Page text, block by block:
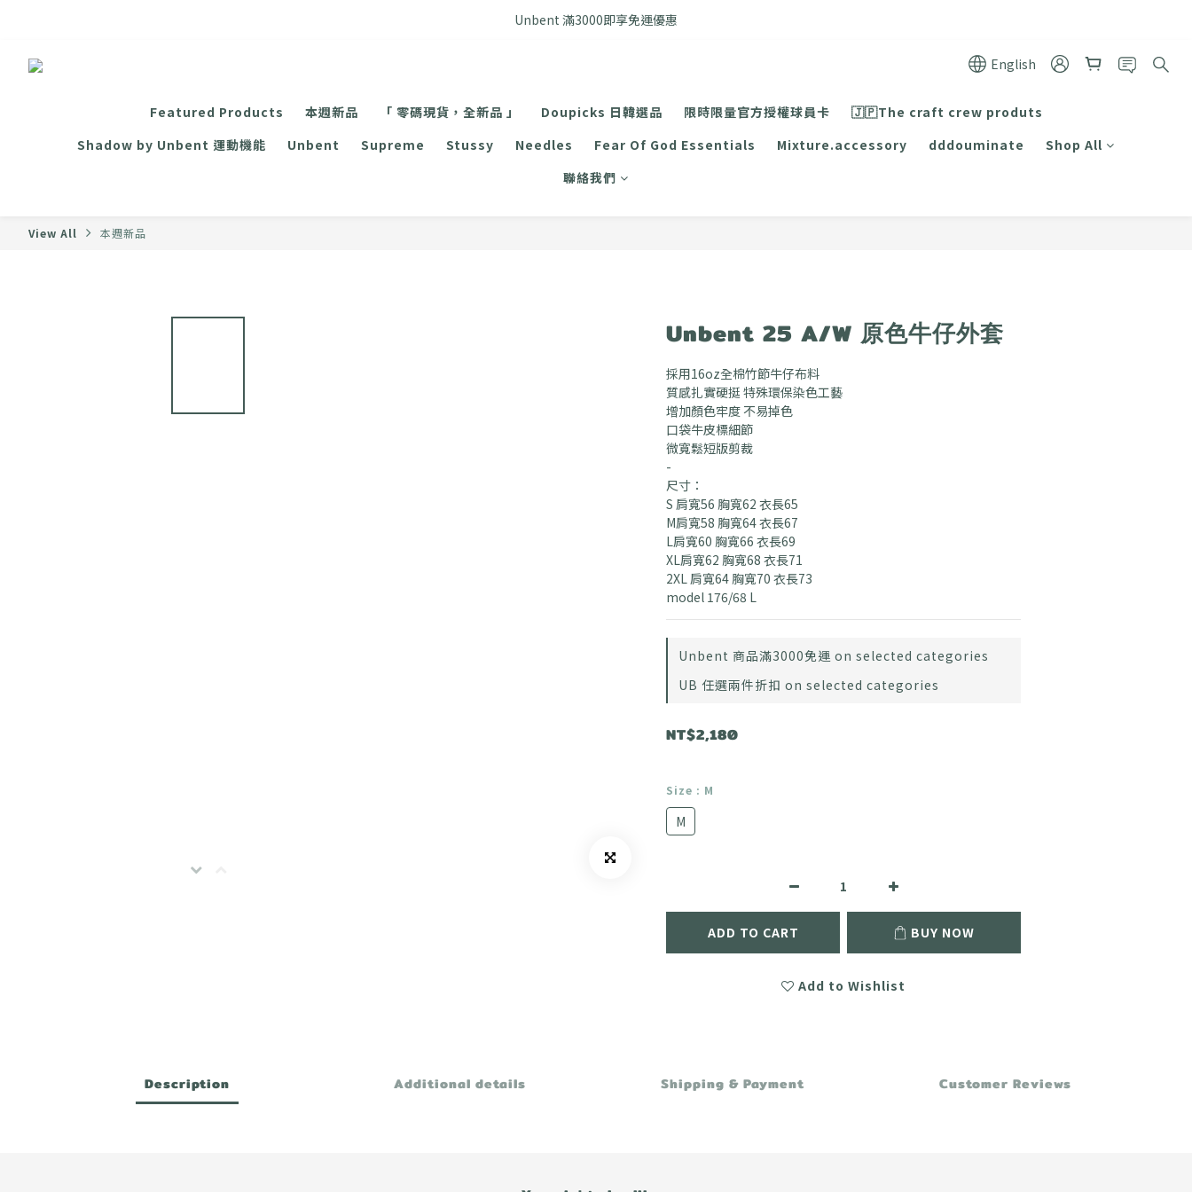
FB搜尋優惠社群 🔎 DOUSHOP 選貨
Unbent 滿3000即享免運優惠
English
Featured Products 本週新品 「 零碼現貨，全新品 」 Doupicks 日韓選品 限時限量官方授權球員卡
🇯🇵The craft crew produts
Shadow by Unbent 運動機能
Unbent Supreme Stussy Needles Fear Of God Essentials Mixture.accessory dddouminate
Shop All
聯絡我們
View All 本週新品
Unbent 25 A/W 原色牛仔外套
採用16oz全棉竹節牛仔布料
質感扎實硬挺 特殊環保染色工藝
增加顏色牢度 不易掉色
口袋牛皮標細節
微寬鬆短版剪裁
-
尺寸：
S 肩寬56 胸寬62 衣長65
M肩寬58 胸寬64 衣長67
L肩寬60 胸寬66 衣長69
XL肩寬62 胸寬68 衣長71
2XL 肩寬64 胸寬70 衣長73
model 176/68 L
Unbent 商品滿3000免運 on selected categories
UB 任選兩件折扣 on selected categories
NT$2,180
Size : M
M
ADD TO CART BUY NOW
Add to Wishlist
Description Additional details Shipping & Payment Customer Reviews